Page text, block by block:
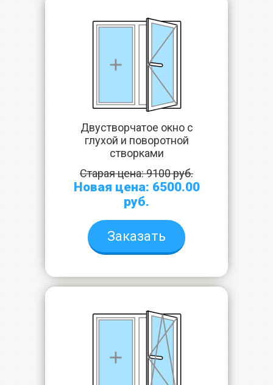
Двустворчатое окно с
глухой и поворотной
створками
Старая цена: 9100 руб.
Новая цена: 6500.00
руб.
Заказать